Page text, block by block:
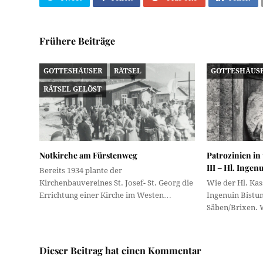
Frühere Beiträge
GOTTESHÄUSER RÄTSEL
RÄTSEL GELÖST
Notkirche am Fürstenweg
Bereits 1934 plante der
Kirchenbauvereines St. Josef- St. Georg die
Errichtung einer Kirche im Westen…
Patrozinien
III – Hl.
Wie der Hl.
Ingenuin
Säben/Brixen.
Dieser Beitrag hat einen Kommentar